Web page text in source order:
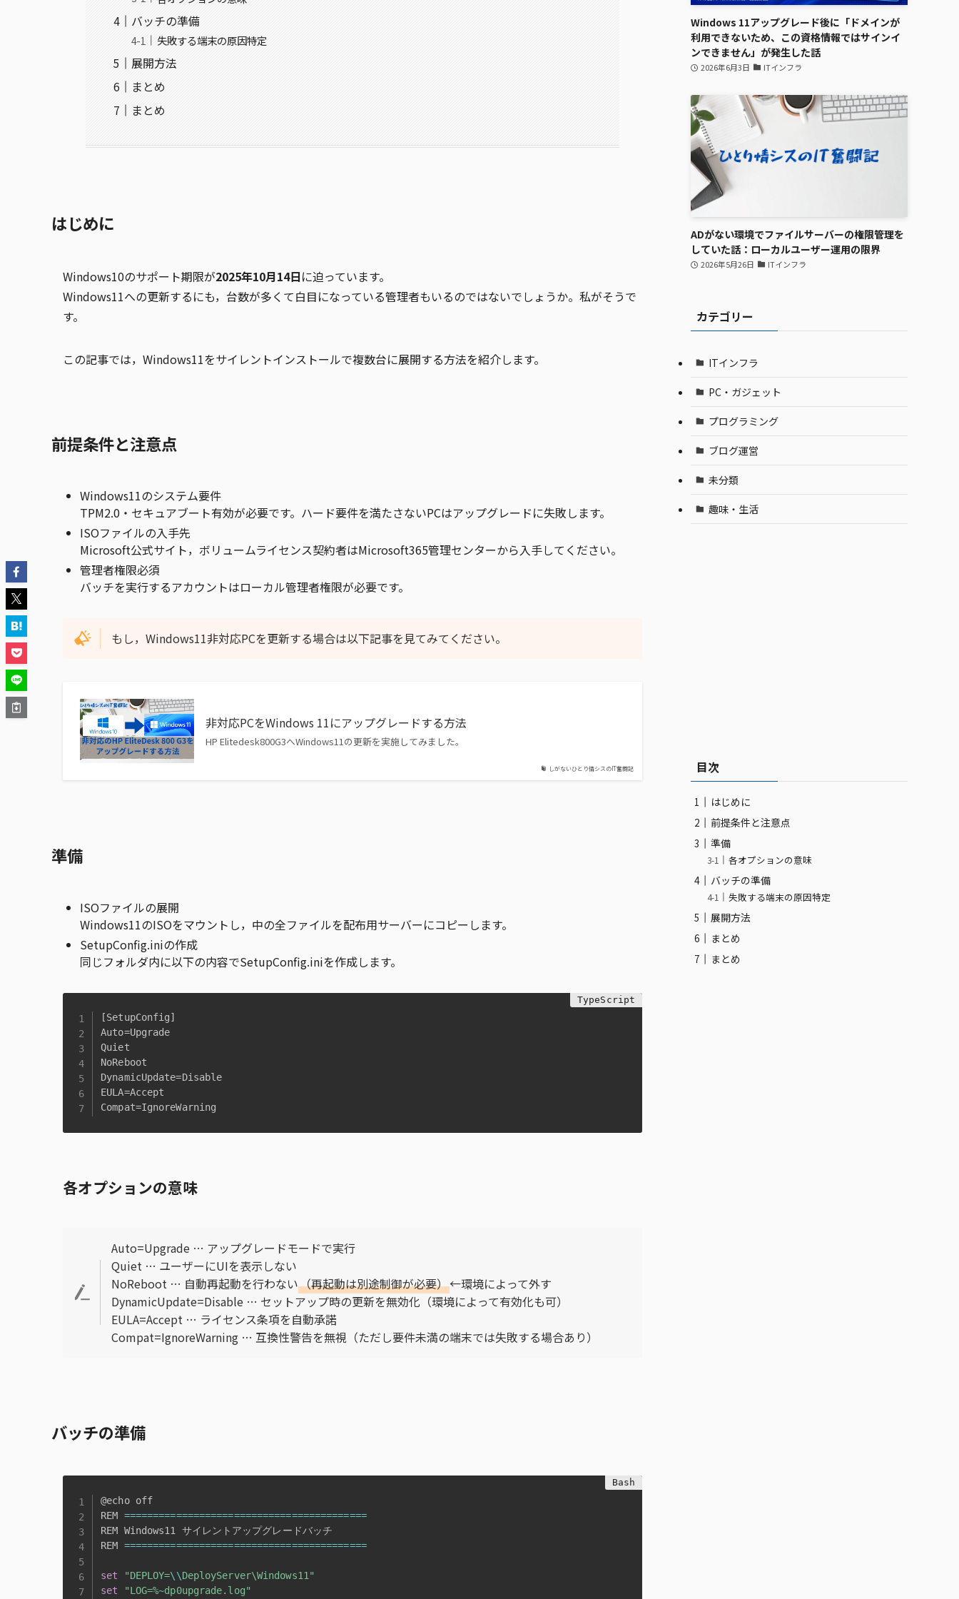
バッチの準備
失敗する端末の原因特定
展開方法
まとめ
まとめ
はじめに
Windows10のサポート期限が2025年10月14日に迫っています。
Windows11への更新するにも，台数が多くて白目になっている管理者もいるのではないでしょうか。私がそうで
す。
この記事では，Windows11をサイレントインストールで複数台に展開する方法を紹介します。
前提条件と注意点
Windows11のシステム要件
TPM2.0・セキュアブート有効が必要です。ハード要件を満たさないPCはアップグレードに失敗します。
ISOファイルの入手先
Microsoft公式サイト，ボリュームライセンス契約者はMicrosoft365管理センターから入手してください。
管理者権限必須
バッチを実行するアカウントはローカル管理者権限が必要です。
もし，Windows11非対応PCを更新する場合は以下記事を見てみてください。
しがないひとり情シスのIT奮闘記
非対応PCをWindows 11にアップグレードする方法
HP Elitedesk800G3へWindows11の更新を実施してみました。
準備
ISOファイルの展開
Windows11のISOをマウントし，中の全ファイルを配布用サーバーにコピーします。
SetupConfig.iniの作成
同じフォルダ内に以下の内容でSetupConfig.iniを作成します。
[SetupConfig]
Auto=Upgrade
Quiet
NoReboot
DynamicUpdate=Disable
EULA=Accept
Compat=IgnoreWarning
各オプションの意味
Auto=Upgrade … アップグレードモードで実行
Quiet … ユーザーにUIを表示しない
NoReboot … 自動再起動を行わない（再起動は別途制御が必要）←環境によって外す
DynamicUpdate=Disable … セットアップ時の更新を無効化（環境によって有効化も可）
EULA=Accept … ライセンス条項を自動承諾
Compat=IgnoreWarning … 互換性警告を無視（ただし要件未満の端末では失敗する場合あり）
バッチの準備
@echo off
REM ==========================================
REM Windows11 サイレントアップグレードバッチ
REM ==========================================
set "DEPLOY=\\DeployServer\Windows11"
set
"LOG=%~dp0upgrade.log"
Windows 11アップグレード後に「ドメインが
利用できないため、この資格情報ではサインイ
ンできません」が発生した話
2026年6月3日 ITインフラ
ADがない環境でファイルサーバーの権限管理を
していた話：ローカルユーザー運用の限界
2026年5月26日 ITインフラ
カテゴリー
ITインフラ
PC・ガジェット
プログラミング
ブログ運営
未分類
趣味・生活
目次
はじめに
前提条件と注意点
準備
各オプションの意味
バッチの準備
失敗する端末の原因特定
展開方法
まとめ
まとめ